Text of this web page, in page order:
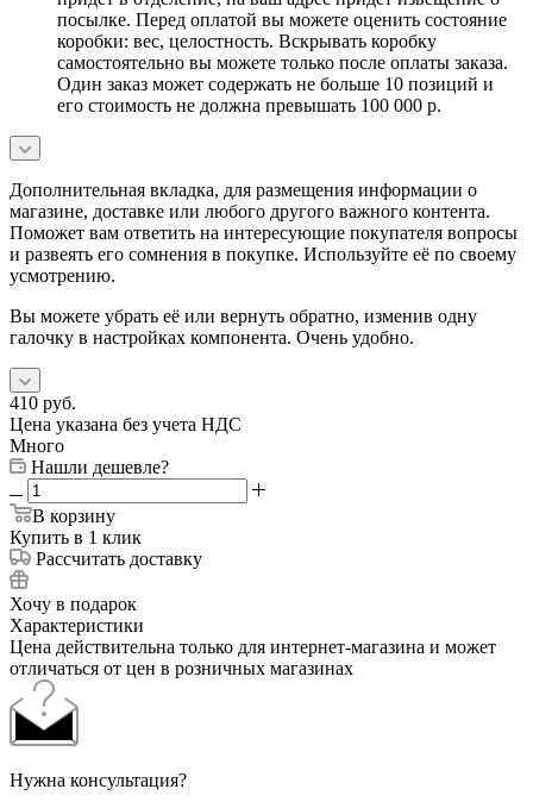
посылке. Перед оплатой вы можете оценить состояние
коробки: вес, целостность. Вскрывать коробку
самостоятельно вы можете только после оплаты заказа.
Один заказ может содержать не больше 10 позиций и
его стоимость не должна превышать 100 000 р.
Дополнительная вкладка, для размещения информации о
магазине, доставке или любого другого важного контента.
Поможет вам ответить на интересующие покупателя вопросы
и развеять его сомнения в покупке. Используйте её по своему
усмотрению.
Вы можете убрать её или вернуть обратно, изменив одну
галочку в настройках компонента. Очень удобно.
410 руб.
Цена указана без учета НДС
Много
Нашли дешевле?
В корзину
Купить в 1 клик
Рассчитать доставку
Хочу в подарок
Характеристики
Цена действительна только для интернет-магазина и может
отличаться от цен в розничных магазинах
Нужна консультация?